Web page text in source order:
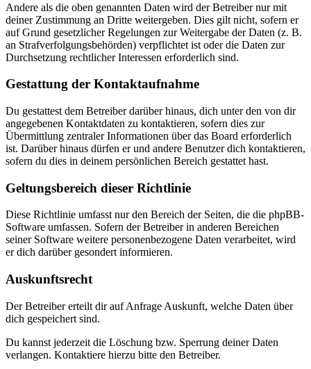
Andere als die oben genannten Daten wird der Betreiber nur mit
deiner Zustimmung an Dritte weitergeben. Dies gilt nicht, sofern er
auf Grund gesetzlicher Regelungen zur Weitergabe der Daten (z. B.
an Strafverfolgungsbehörden) verpflichtet ist oder die Daten zur
Durchsetzung rechtlicher Interessen erforderlich sind.
Gestattung der Kontaktaufnahme
Du gestattest dem Betreiber darüber hinaus, dich unter den von dir
angegebenen Kontaktdaten zu kontaktieren, sofern dies zur
Übermittlung zentraler Informationen über das Board erforderlich
ist. Darüber hinaus dürfen er und andere Benutzer dich kontaktieren,
sofern du dies in deinem persönlichen Bereich gestattet hast.
Geltungsbereich dieser Richtlinie
Diese Richtlinie umfasst nur den Bereich der Seiten, die die phpBB-
Software umfassen. Sofern der Betreiber in anderen Bereichen
seiner Software weitere personenbezogene Daten verarbeitet, wird
er dich darüber gesondert informieren.
Auskunftsrecht
Der Betreiber erteilt dir auf Anfrage Auskunft, welche Daten über
dich gespeichert sind.
Du kannst jederzeit die Löschung bzw. Sperrung deiner Daten
verlangen. Kontaktiere hierzu bitte den Betreiber.